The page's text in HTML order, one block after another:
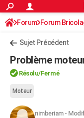
ACTUALITÉS
Politique
Société
Faits Divers
Education
Monde
Villes
+
Programme TV
TNTStreaming
Cinéma
Sorties cinéma
Musique
+FINANCE
Retraite
Impôts
Epargne
Immobilier
Risques naturels par ville
Banque
Assurance
Crédit
AUTO
Essais
Réserver un essai
Citadines
Berlines
SUV
Forum auto
+
HIGH-TECH
Forum Forum
Sujet Précédent
Problème
Résolu/Fermé
Moteur
nimberiam-